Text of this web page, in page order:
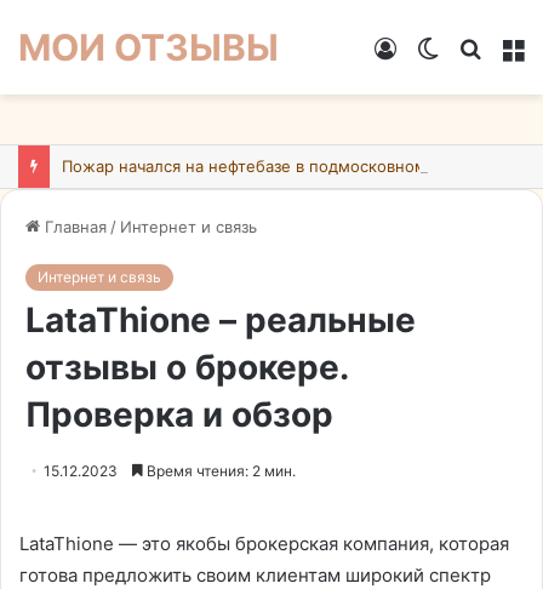
МОИ ОТЗЫВЫ
Switch
Войти
Главная / Интернет и связь
Интернет и связь
LataThione – реальные
отзывы о брокере.
Проверка и обзор
15.12.2023 Время чтения: 2 мин.
LataThione — это якобы брокерская компания, которая
готова предложить своим клиентам широкий спектр